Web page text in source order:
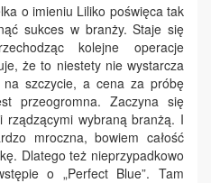
o imieniu Liliko poświęca tak
sukces w branży. Staje się
kolejne operacje
że to niestety nie wystarcza
szczycie, a cena za próbę
przeogromna. Zaczyna się
rządzącymi wybraną branżą. I
mroczna, bowiem całość
Dlatego też nieprzypadkowo
o „Perfect Blue”. Tam